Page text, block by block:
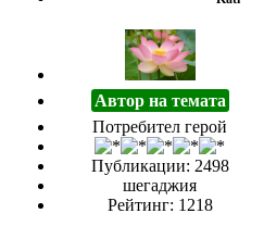
Автор на темата
Потребител герой
Публикации: 2498
шегаджия
Рейтинг: 1218